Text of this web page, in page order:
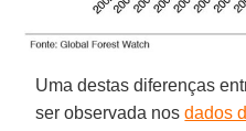
Uma destas diferenças
ser observada nosdados